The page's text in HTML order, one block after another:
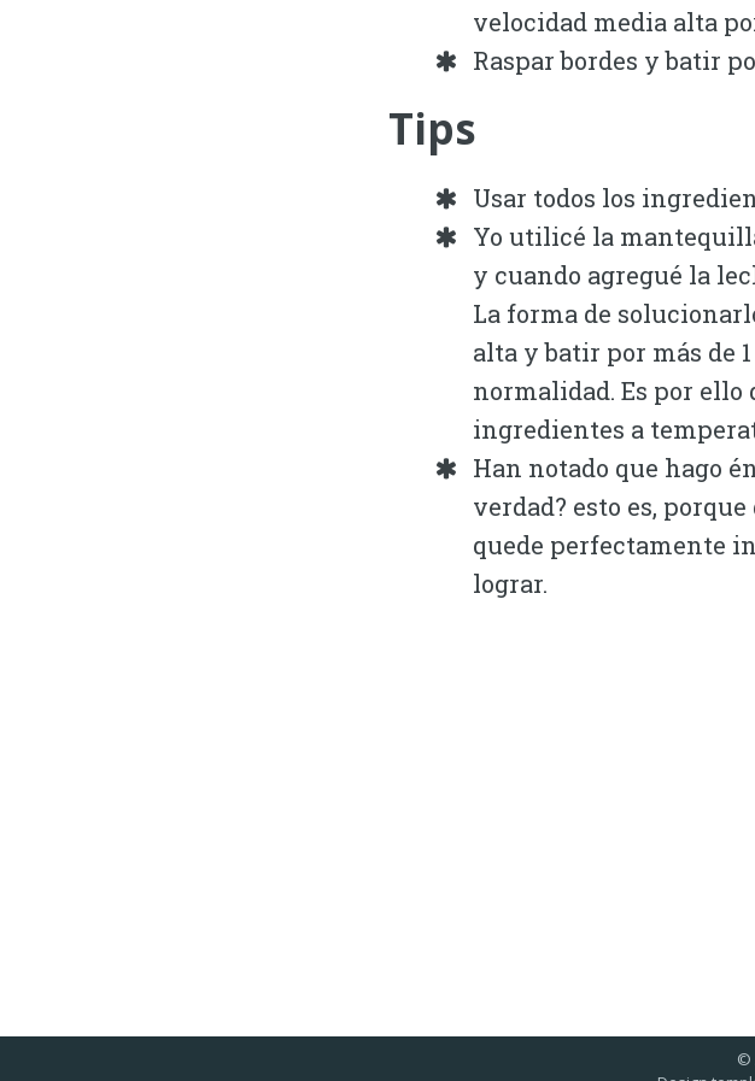
velocidad media alta
Raspar bordes y batir
Tips
Usar todos los
Yo utilicé la
y cuando agregué la
La forma de
alta y batir por más de
normalidad. Es por
ingredientes a
Han notado que hago
verdad? esto es,
quede perfectamente
lograr.
©